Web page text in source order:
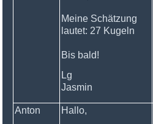
Meine Schätzung
lautet: 27 Kugeln
Bis bald!
Lg
Jasmin
Anton Hallo,